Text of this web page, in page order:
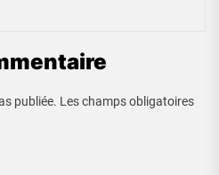
publiée. Les champs obligatoires